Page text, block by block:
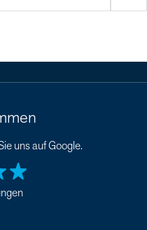
uns auf Google.